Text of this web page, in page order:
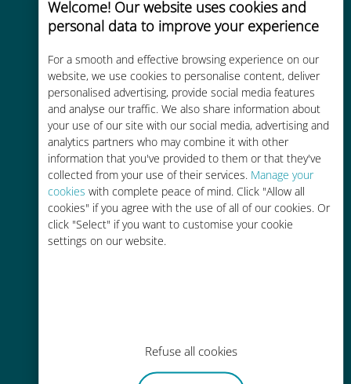
Welcome! Our website uses cookies and
personal data to improve your experience
For a smooth and effective browsing experience on our
website, we use cookies to personalise content, deliver
personalised advertising, provide social media features
and analyse our traffic. We also share information about
your use of our site with our social media, advertising and
analytics partners who may combine it with other
information that you've provided to them or that they've
collected from your use of their services. Manage your
cookies with complete peace of mind. Click "Allow all
cookies" if you agree with the use of all of our cookies. Or
click "Select" if you want to customise your cookie
settings on our website.
Refuse all cookies
Kosteneffectief
Tot 90% goedkoper dan
roamingkosten bij je huidige
provider